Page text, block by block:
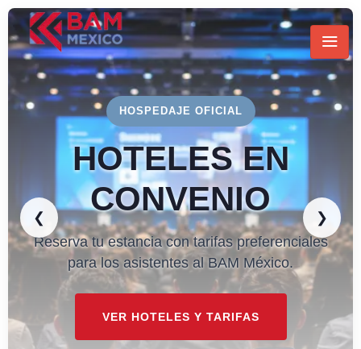
23
DÍAS
21
HRS
43
MIN
33
SEG
HOSPEDAJE OFICIAL
HOTELES EN
CONVENIO
Reserva tu estancia con tarifas preferenciales
para los asistentes al BAM México.
VER HOTELES Y TARIFAS
CONSULTAR PROGRAMA
❮ ❯